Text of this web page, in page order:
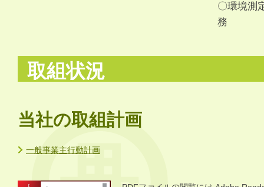
〇環境測
務
取組状況
当社の取組計画
一般事業主行動計画